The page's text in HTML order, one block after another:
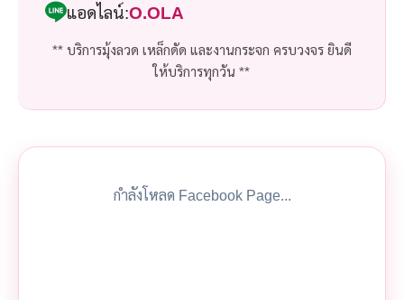
แอดไลน์:O.OLA
** บริการมุ้งลวด เหล็กดัด และงานกระจก ครบวงจร ยินดี
ให้บริการทุกวัน **
กำลังโหลด Facebook Page...